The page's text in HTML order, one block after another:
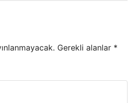
Gerekli alanlar *